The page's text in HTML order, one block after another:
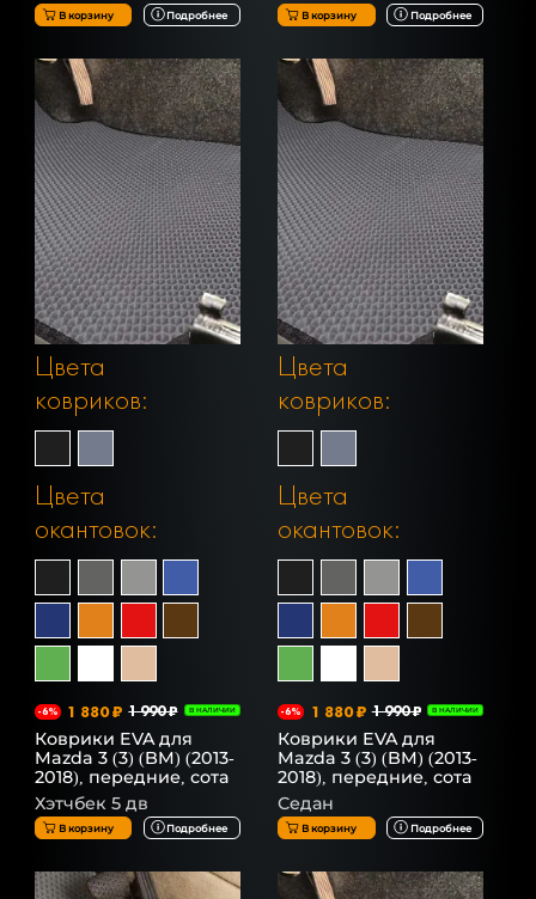
В корзину Подробнее В корзину Подробнее
Цвета
ковриков:
Цвета
окантовок:
-6% 1 880 ₽ 1 990 ₽ В НАЛИЧИИ
Коврики EVA для
Mazda 3 (3) (BM) (2013-
2018), передние, сота
Хэтчбек 5 дв
В корзину Подробнее
Цвета
ковриков:
Цвета
окантовок:
-6% 1 880 ₽ 1 990 ₽ В НАЛИЧИИ
Коврики EVA для
Mazda 3 (3) (BM) (2013-
2018), передние, сота
Седан
В корзину Подробнее